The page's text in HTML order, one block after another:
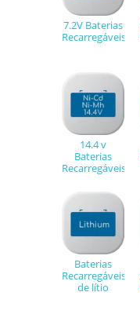
7.2V Baterias
Recarregáveis
14.4 v
Baterias
Recarregáveis
Baterias
Recarregáveis
de lítio